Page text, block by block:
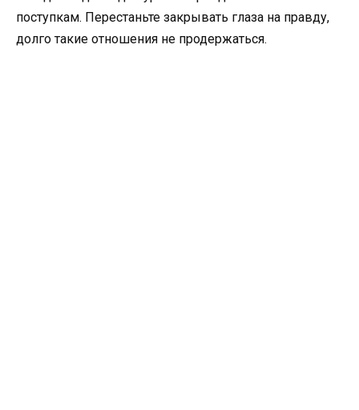
поступкам. Перестаньте закрывать глаза на правду,
долго такие отношения не продержаться.